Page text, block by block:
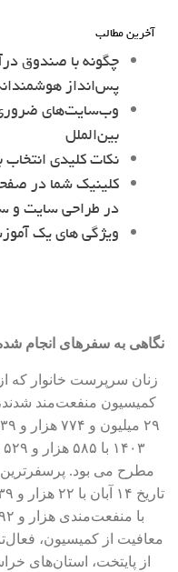
آخرین مطالب
چگونه با صندوق
پس‌انداز
وب‌سایت‌های
بین‌الملل
نکات کلیدی انتخاب
کلینیک شما در
در طراحی سایت
ویژگی های یک
نگاهی به سفرهای انجام
زنان سرپرست خانوار که
کمیسیون منفعت‌مند شدند، از ۵ شهریور تا آخر مطرح
۲۹ میلیون و ۷۷۴ هزار و ۶۳۹ کیلومتر
مطرح می بود.
معافیت از کمیسیون،